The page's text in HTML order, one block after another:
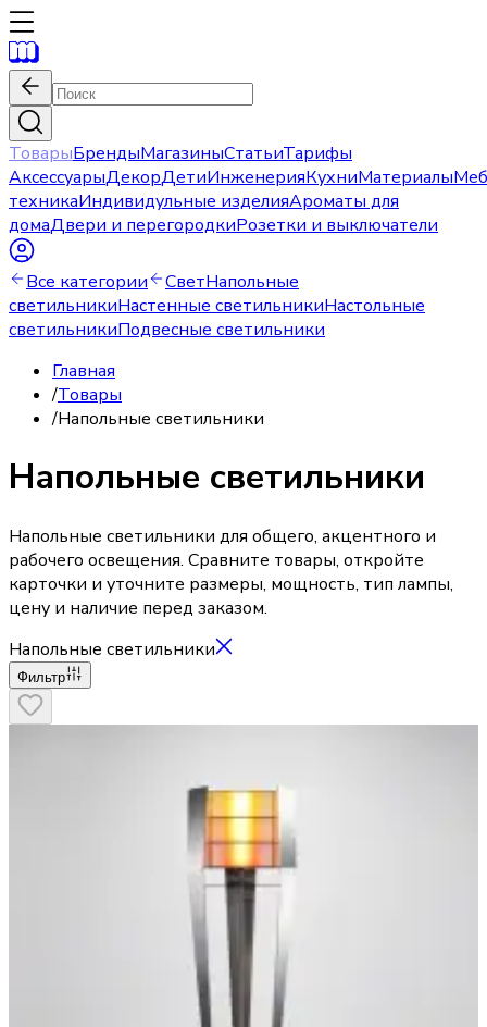
ТоварыБрендыМагазиныСтатьиТарифы
АксессуарыДекорДетиИнженерияКухниМатериалы
техникаИндивидульные изделияАроматы для
домаДвери и перегородкиРозетки и выключатели
Все категории СветНапольные
светильникиНастенные светильникиНастольные
светильникиПодвесные светильники
Главная
/Товары
/Напольные светильники
Напольные светильники
Напольные светильники для общего, акцентного и
рабочего освещения. Сравните товары, откройте
карточки и уточните размеры, мощность, тип лампы,
цену и наличие перед заказом.
Напольные светильники
Фильтр